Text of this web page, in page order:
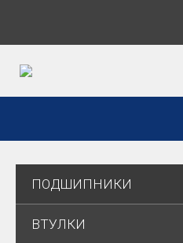
ПОДШИПНИКИ
ВТУЛКИ